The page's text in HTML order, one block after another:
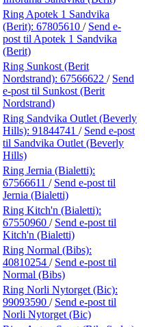
Ring Apotek 1 Sandvika
(Berit): 67805610 / Send e-
post til Apotek 1 Sandvika
(Berit)
Ring Sunkost (Berit
Nordstrand): 67566622 / Send
e-post til Sunkost (Berit
Nordstrand)
Ring Sandvika Outlet (Beverly
Hills): 91844741 / Send e-post
til Sandvika Outlet (Beverly
Hills)
Ring Jernia (Bialetti):
67566611 / Send e-post til
Jernia (Bialetti)
Ring Kitch'n (Bialetti):
67550960 / Send e-post til
Kitch'n (Bialetti)
Ring Normal (Bibs):
40810254 / Send e-post til
Normal (Bibs)
Ring Norli Nytorget (Bic):
99093590 / Send e-post til
Norli Nytorget (Bic)